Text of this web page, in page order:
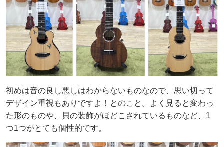
初めは音の良し悪しはわからないものなので、思い切って
デザイン重視もありですよ！とのこと。よく見ると変わっ
た形のものや、貝の装飾がほどこされているものなど、1
つ1つがとても個性的です。